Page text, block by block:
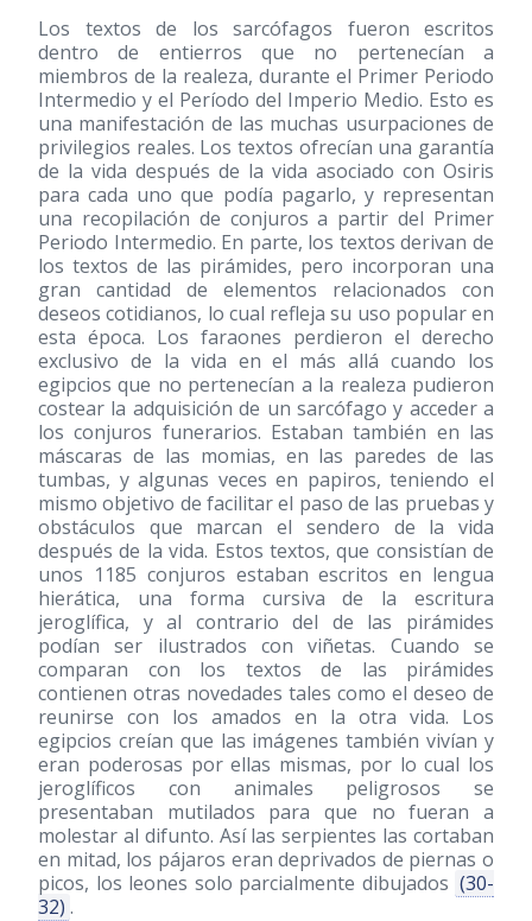
Los textos de los sarcófagos fueron escritos
dentro de entierros que no pertenecían a
miembros de la realeza, durante el Primer Periodo
Intermedio y el Período del Imperio Medio. Esto es
una manifestación de las muchas usurpaciones de
privilegios reales. Los textos ofrecían una garantía
de la vida después de la vida asociado con Osiris
para cada uno que podía pagarlo, y representan
una recopilación de conjuros a partir del Primer
Periodo Intermedio. En parte, los textos derivan de
los textos de las pirámides, pero incorporan una
gran cantidad de elementos relacionados con
deseos cotidianos, lo cual refleja su uso popular en
esta época. Los faraones perdieron el derecho
exclusivo de la vida en el más allá cuando los
egipcios que no pertenecían a la realeza pudieron
costear la adquisición de un sarcófago y acceder a
los conjuros funerarios. Estaban también en las
máscaras de las momias, en las paredes de las
tumbas, y algunas veces en papiros, teniendo el
mismo objetivo de facilitar el paso de las pruebas y
obstáculos que marcan el sendero de la vida
después de la vida. Estos textos, que consistían de
unos 1185 conjuros estaban escritos en lengua
hierática, una forma cursiva de la escritura
jeroglífica, y al contrario del de las pirámides
podían ser ilustrados con viñetas. Cuando se
comparan con los textos de las pirámides
contienen otras novedades tales como el deseo de
reunirse con los amados en la otra vida. Los
egipcios creían que las imágenes también vivían y
eran poderosas por ellas mismas, por lo cual los
jeroglíficos con animales peligrosos se
presentaban mutilados para que no fueran a
molestar al difunto. Así las serpientes las cortaban
en mitad, los pájaros eran deprivados de piernas o
picos, los leones solo parcialmente dibujados (30-
32) .